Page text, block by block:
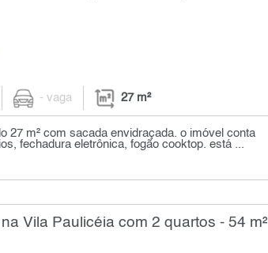
- vaga 27 m²
27 m² com sacada envidraçada. o imóvel conta
fechadura eletrônica, fogão cooktop. está ...
Vila Paulicéia com 2 quartos - 54 m²